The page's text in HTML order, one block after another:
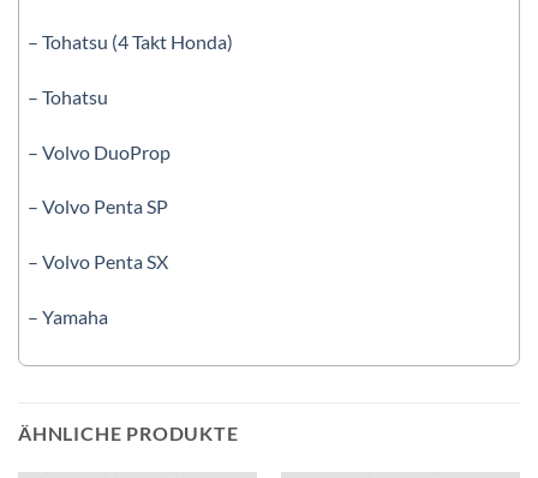
– Tohatsu (4 Takt Honda)
– Tohatsu
– Volvo DuoProp
– Volvo Penta SP
– Volvo Penta SX
– Yamaha
ÄHNLICHE PRODUKTE